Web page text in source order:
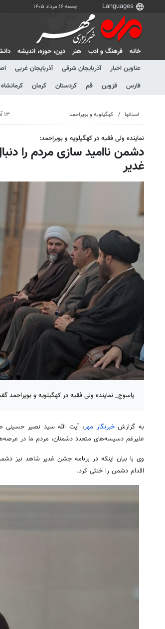
جمعه ۱۶ مرداد ۱۴۰۵
خانه فرهنگ و ادب هنر دين، حوزه، انديشه
عناوین اخبار
آذربایجان شرقی آذربایجان غربی
فارس
قزوین قم کردستان کرمان کرمانشاه
استانها کهگیلویه و بویراحمد ۱۳ آذر ۱۴۰۲، ۱۰:۵۴
نماینده ولی فقیه در کهگیلویه و بویراحمد:
دشمن ناامید سازی مردم را
غدیر
یاسوج_ نماینده ولی فقیه در کهگیلویه و
به گزارشخبرنگار مهر، آیت الله سید نصیر حسینی
علیرغم دسیسه‌های متعدد دشمنان، مردم ما در
وی با بیان اینکه در برنامه جشن غدیر شاهد نیز
اقدام دشمن را خنثی کرد.